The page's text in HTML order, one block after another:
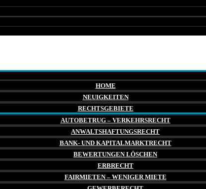
HOME
NEUIGKEITEN
RECHTSGEBIETE
AUTOBETRUG – VERKEHRSRECHT
ANWALTSHAFTUNGSRECHT
BANK- UND KAPITALMARKTRECHT
BEWERTUNGEN LÖSCHEN
ERBRECHT
FAIRMIETEN – WENIGER MIETE